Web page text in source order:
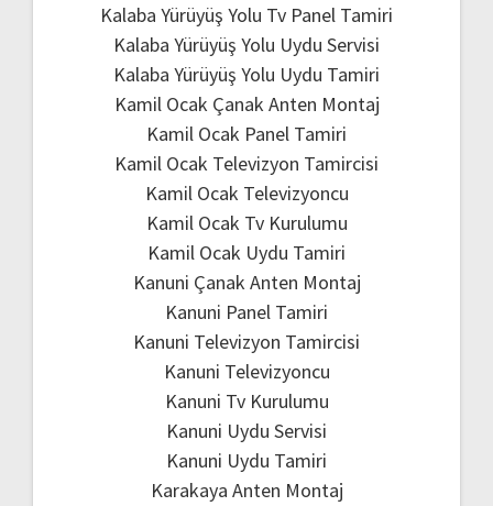
Kalaba Yürüyüş Yolu Tv Panel Tamiri
Kalaba Yürüyüş Yolu Uydu Servisi
Kalaba Yürüyüş Yolu Uydu Tamiri
Kamil Ocak Çanak Anten Montaj
Kamil Ocak Panel Tamiri
Kamil Ocak Televizyon Tamircisi
Kamil Ocak Televizyoncu
Kamil Ocak Tv Kurulumu
Kamil Ocak Uydu Tamiri
Kanuni Çanak Anten Montaj
Kanuni Panel Tamiri
Kanuni Televizyon Tamircisi
Kanuni Televizyoncu
Kanuni Tv Kurulumu
Kanuni Uydu Servisi
Kanuni Uydu Tamiri
Karakaya Anten Montaj